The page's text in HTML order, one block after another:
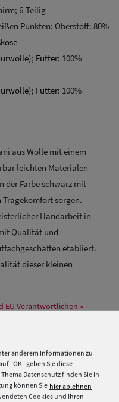
6-Teilig
Punkten: Oberstoff: 80%
); Futter: 100%
); Futter: 100%
aus Wolle mit einem
leichten Materialen
der Farbe schwarz mit
sorgen.
Handarbeit in
Qualität und
etabliert.
dieser kleinen
EU Verantwortlichen »
anderem Informationen zu
"OK" geben Sie diese
Datenschutz finden Sie in
können Sie hier ablehnen
Cookies und Ihren